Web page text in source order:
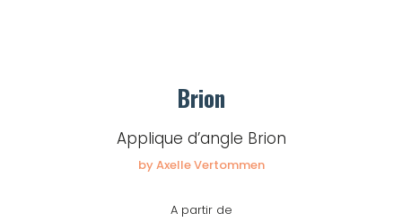
Brion
Applique d’angle Brion
by Axelle Vertommen
A partir de